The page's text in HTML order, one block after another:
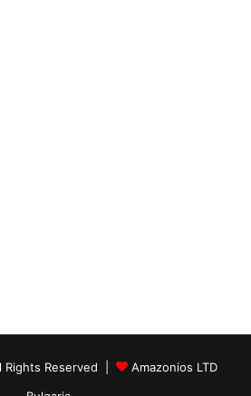
Rights Reserved |
Amazonios LTD